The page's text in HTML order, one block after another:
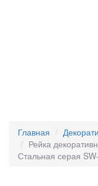
Главная
Рейка
Стальная серая